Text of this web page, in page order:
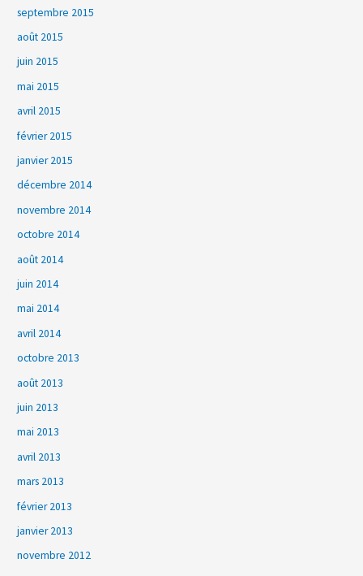
septembre 2015
août 2015
juin 2015
mai 2015
avril 2015
février 2015
janvier 2015
décembre 2014
novembre 2014
octobre 2014
août 2014
juin 2014
mai 2014
avril 2014
octobre 2013
août 2013
juin 2013
mai 2013
avril 2013
mars 2013
février 2013
janvier 2013
novembre 2012